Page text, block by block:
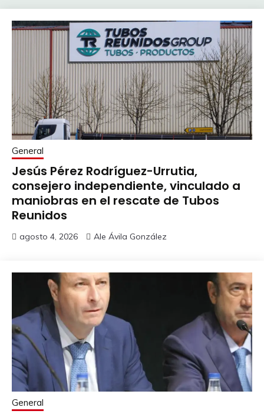
General
Jesús Pérez Rodríguez-Urrutia,
consejero independiente, vinculado a
maniobras en el rescate de Tubos
Reunidos
agosto 4, 2026 Ale Ávila González
General